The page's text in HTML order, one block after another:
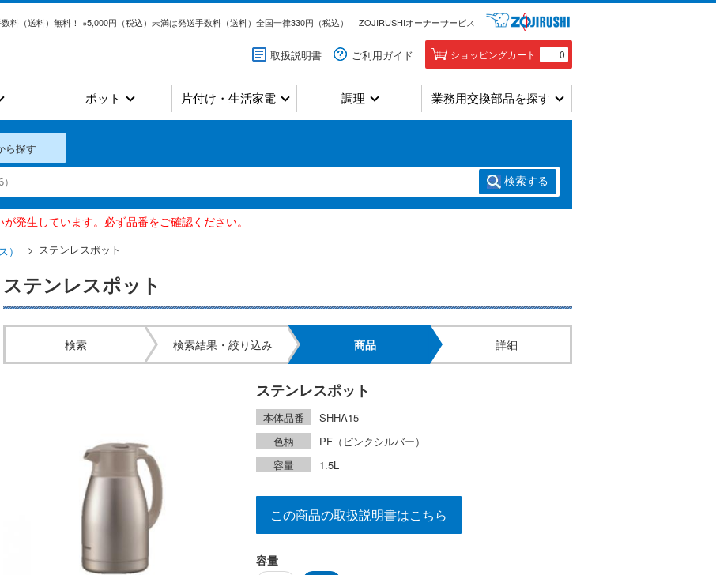
料（送料）無料！ ※5,000円（税込）未満は発送手数料（送料）全国一律330円（税込） ZOJIRUSHIオーナーサービス
取扱説明書 ご利用ガイド ショッピングカート 0
ポット 片付け・生活家電 調理 業務用交換部品を探す
ら探す
検索する
発生しています。必ず品番をご確認ください。
） ステンレスポット
ステンレスポット
検索 検索結果・絞り込み 商品 詳細
ステンレスポット
本体品番
SHHA15
色柄
PF（ピンクシルバー）
容量
1.5L
この商品の取扱説明書はこちら
容量